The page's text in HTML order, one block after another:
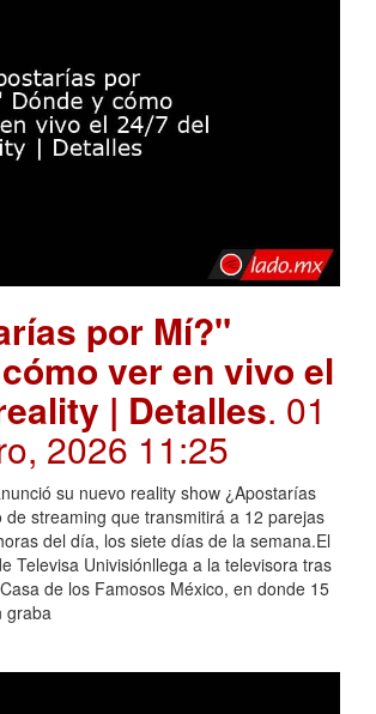
por Mí?"
ver en vivo el
| Detalles. 01
2026 11:25
su nuevo reality show ¿Apostarías
streaming que transmitirá a 12 parejas
del día, los siete días de la semana.El
Televisa Univisiónllega a la televisora tras
de los Famosos México, en donde 15
graba